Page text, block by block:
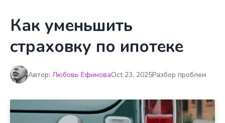
Как уменьшить
страховку по ипотеке
Автор: Любовь ЕфимоваOct 23, 2025Разбор проблем